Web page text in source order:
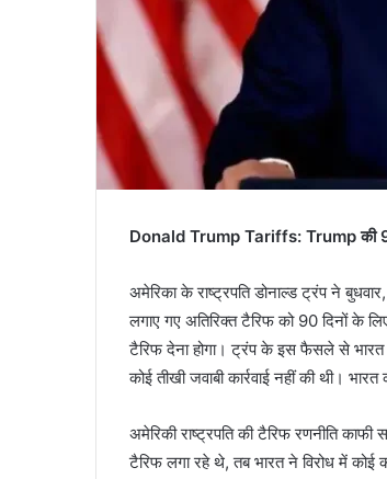
Donald Trump Tariffs: Trump की 90
अमेरिका के राष्ट्रपति डोनाल्ड ट्रंप ने
लगाए गए अतिरिक्त टैरिफ को 90 दिनों के
टैरिफ देना होगा। ट्रंप के इस फैसले से भारत
कोई तीखी जवाबी कार्रवाई नहीं की थी।
अमेरिकी राष्ट्रपति की टैरिफ रणनीति
टैरिफ लगा रहे थे, तब भारत ने विरोध में